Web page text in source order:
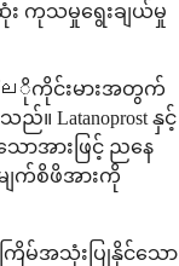
ကုသမှုရွေးချယ်မှု
ဂ്ലိုကိုင်းမားအတွက်
Latanoprost နှင့်
ောအားဖြင့် ညနေ
ျက်စိဖိအားကို
ကြိမ်အသုံးပြုနိုင်သော